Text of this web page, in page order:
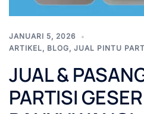
JANUARI 5, 2026
ARTIKEL, BLOG, JUAL PINTU
JUAL &
PARTISI GESER